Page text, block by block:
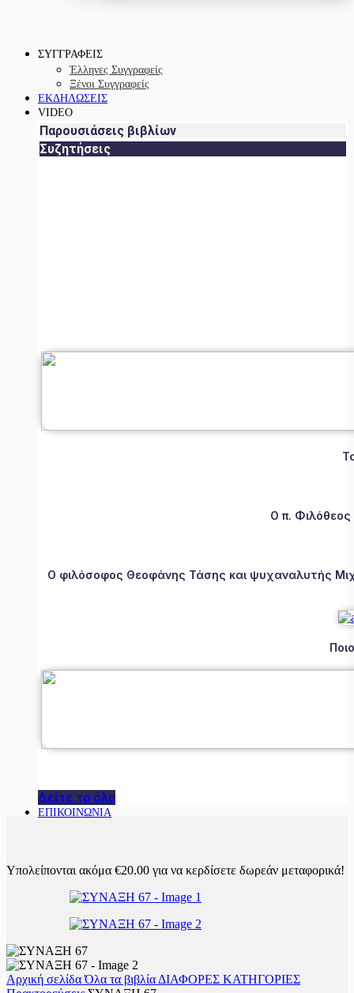
ΣΥΓΓΡΑΦΕΙΣ
Έλληνες Συγγραφείς
Ξένοι Συγγραφείς
ΕΚΔΗΛΩΣΕΙΣ
VIDEO
Παρουσιάσεις βιβλίων
Συζητήσεις
Ο π.
Ο φιλόσοφος Θεοφάνης Τάσης και ψυχαναλυτής
Δείτε τα όλα
ΕΠΙΚΟΙΝΩΝΙΑ
Υπολείπονται ακόμα €20.00 για να κερδίσετε δωρεάν μεταφορικά!
Αρχική σελίδαΌλα τα βιβλία ΔΙΑΦΟΡΕΣ ΚΑΤΗΓΟΡΙΕΣ